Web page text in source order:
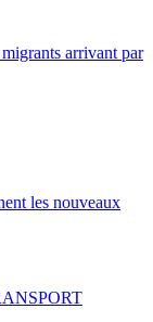
arrivant par
les nouveaux